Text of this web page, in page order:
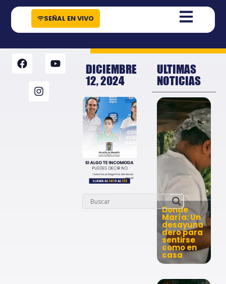
contenido
SEÑAL EN VIVO
DICIEMBRE
12, 2024
ULTIMAS
NOTICIAS
Donde
María: Un
desayuna
dero para
sentirse
como en
casa